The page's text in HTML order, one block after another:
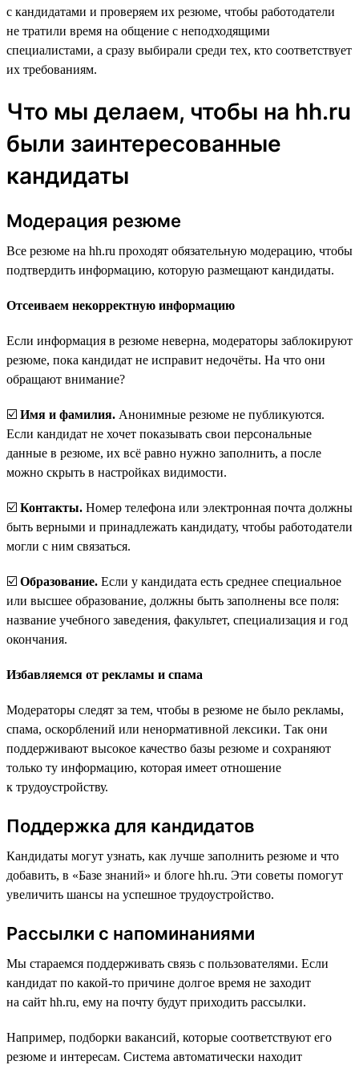
с кандидатами и проверяем их резюме, чтобы работодатели
не тратили время на общение с неподходящими
специалистами, а сразу выбирали среди тех, кто соответствует
их требованиям.
Что мы делаем, чтобы на hh.ru
были заинтересованные
кандидаты
Модерация резюме
Все резюме на hh.ru проходят обязательную модерацию, чтобы
подтвердить информацию, которую размещают кандидаты.
Отсеиваем некорректную информацию
Если информация в резюме неверна, модераторы заблокируют
резюме, пока кандидат не исправит недочёты. На что они
обращают внимание?
☑️ Имя и фамилия. Анонимные резюме не публикуются.
Если кандидат не хочет показывать свои персональные
данные в резюме, их всё равно нужно заполнить, а после
можно скрыть в настройках видимости.
☑️ Контакты. Номер телефона или электронная почта должны
быть верными и принадлежать кандидату, чтобы работодатели
могли с ним связаться.
☑️ Образование. Если у кандидата есть среднее специальное
или высшее образование, должны быть заполнены все поля:
название учебного заведения, факультет, специализация и год
окончания.
Избавляемся от рекламы и спама
Модераторы следят за тем, чтобы в резюме не было рекламы,
спама, оскорблений или ненормативной лексики. Так они
поддерживают высокое качество базы резюме и сохраняют
только ту информацию, которая имеет отношение
к трудоустройству.
Поддержка для кандидатов
Кандидаты могут узнать, как лучше заполнить резюме и что
добавить, в «Базе знаний» и блоге hh.ru. Эти советы помогут
увеличить шансы на успешное трудоустройство.
Рассылки с напоминаниями
Мы стараемся поддерживать связь с пользователями. Если
кандидат по какой-то причине долгое время не заходит
на сайт hh.ru, ему на почту будут приходить рассылки.
Например, подборки вакансий, которые соответствуют его
резюме и интересам. Система автоматически находит